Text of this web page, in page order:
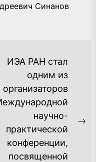
Синанов
ИЭА РАН стал
одним из
организаторов
научно-
практической
конференции,
посвященной